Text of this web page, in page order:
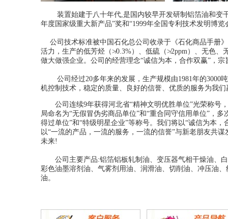
装置始建于八十年代,是国内较早开发研制铝箔油和变干
年度国家级重大新产品”奖和“1999年全国专利技术发明博览
公司技术标准被中国石化总公司收录于《石化商品手册
活力，生产的低芳烃（≯0.3%）、低硫（≯2ppm）、无色
做大做强企业。公司的经营理念“诚信为本，合作双赢”，
公司经过20多年来的发展，生产规模由1981年的3000吨
机控制技术，稳定的质量、良好的信誉、优质的服务为我
公司连续9年获得河北省“精神文明优胜单位”光荣称号
局命名为“无假冒伪劣商品单位”和“重合同守信用单位”，多
得过单位”和“特级明星企业”等称号。我们将以“诚信为本，
以“一流的产品，一流的服务，一流的信誉”与新老朋友共
未来!
公司主要产品:铝箔铝板轧制油、变压器气相干燥油、白
彩色油墨溶剂油、气雾剂用油、润滑油、切削油、冲压油
油。